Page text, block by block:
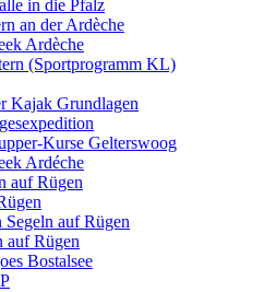
in die Pfalz
an der Ardèche
Ardèche
(Sportprogramm KL)
Kajak Grundlagen
Kurse Gelterswoog
Ardéche
auf Rügen
Segeln auf Rügen
auf Rügen
Bostalsee